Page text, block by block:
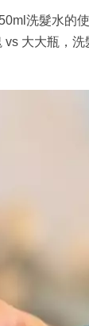
洗髮水的
大大瓶，